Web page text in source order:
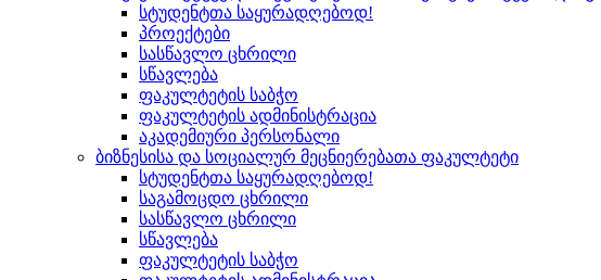
სტუდენტთა საყურადღებოდ!
პროექტები
სასწავლო ცხრილი
სწავლება
ფაკულტეტის საბჭო
ფაკულტეტის ადმინისტრაცია
აკადემიური პერსონალი
ბიზნესისა და სოციალურ მეცნიერებათა ფაკულტეტი
სტუდენტთა საყურადღებოდ!
საგამოცდო ცხრილი
სასწავლო ცხრილი
სწავლება
ფაკულტეტის საბჭო